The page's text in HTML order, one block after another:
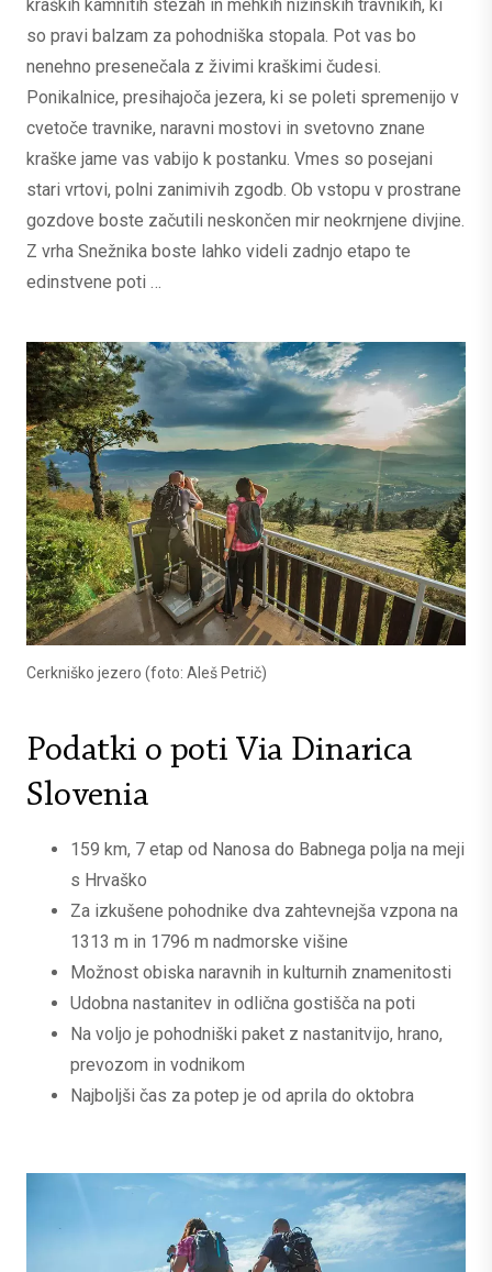
kraških kamnitih stezah in mehkih nižinskih travnikih, ki
so pravi balzam za pohodniška stopala. Pot vas bo
nenehno presenečala z živimi kraškimi čudesi.
Ponikalnice, presihajoča jezera, ki se poleti spremenijo v
cvetoče travnike, naravni mostovi in svetovno znane
kraške jame vas vabijo k postanku. Vmes so posejani
stari vrtovi, polni zanimivih zgodb. Ob vstopu v prostrane
gozdove boste začutili neskončen mir neokrnjene divjine.
Z vrha Snežnika boste lahko videli zadnjo etapo te
edinstvene poti …
Cerkniško jezero (foto: Aleš Petrič)
Podatki o poti Via Dinarica
Slovenia
159 km, 7 etap od Nanosa do Babnega polja na meji
s Hrvaško
Za izkušene pohodnike dva zahtevnejša vzpona na
1313 m in 1796 m nadmorske višine
Možnost obiska naravnih in kulturnih znamenitosti
Udobna nastanitev in odlična gostišča na poti
Na voljo je pohodniški paket z nastanitvijo, hrano,
prevozom in vodnikom
Najboljši čas za potep je od aprila do oktobra